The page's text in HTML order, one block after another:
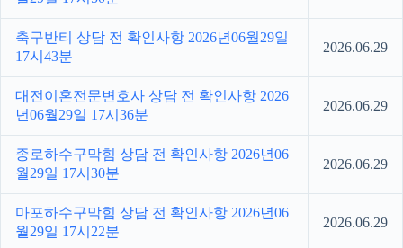
축구반티 상담 전 확인사항 2026년06월29일
17시43분
2026.06.29
대전이혼전문변호사 상담 전 확인사항 2026
년06월29일 17시36분
2026.06.29
종로하수구막힘 상담 전 확인사항 2026년06
월29일 17시30분
2026.06.29
마포하수구막힘 상담 전 확인사항 2026년06
월29일 17시22분
2026.06.29